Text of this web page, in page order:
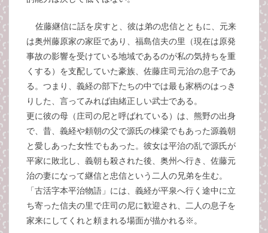
佐藤継信に話を戻すと、彼は弟の忠信とともに、元来
は奥州藤原家の家臣であり、福島信夫の里（現在は原発
事故の影響を受けている地域であるのが私の気持ちを重
くする）を支配していた豪族、佐藤庄司元治の息子であ
る。つまり、義経の部下たちの中では最も家柄のはっき
りした、言ってみれば由緒正しい武士である。
更に彼の母（庄司の尼と呼ばれている）は、熊野の出身
で、昔、義経や頼朝の父で源氏の棟梁でもあった源義朝
と愛しあった女性でもあった。彼女は平治の乱で源氏が
平家に敗北し、義朝も殺された後、奥州へ行き、佐藤元
治の妻になって継信と忠信という二人の兄弟を生む。
「古活字本平治物語」には、義経が平泉へ行く途中に立
ち寄った信夫の里で庄司の尼に歓迎され、二人の息子を
家来にしてくれと頼まれる場面が描かれる※。